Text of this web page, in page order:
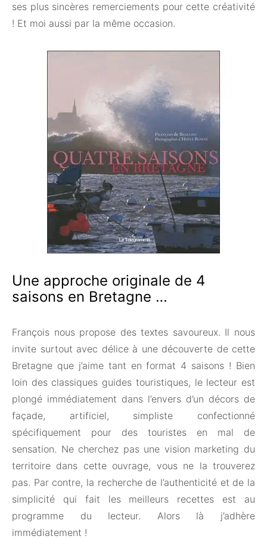
ses plus sincères remerciements pour cette créativité
! Et moi aussi par la même occasion.
Une approche originale de 4
saisons en Bretagne …
François nous propose des textes savoureux. Il nous
invite surtout avec délice à une découverte de cette
Bretagne que j’aime tant en format 4 saisons ! Bien
loin des classiques guides touristiques, le lecteur est
plongé immédiatement dans l’envers d’un décors de
façade, artificiel, simpliste confectionné
spécifiquement pour des touristes en mal de
sensation. Ne cherchez pas une vision marketing du
territoire dans cette ouvrage, vous ne la trouverez
pas. Par contre, la recherche de l’authenticité et de la
simplicité qui fait les meilleurs recettes est au
programme du lecteur. Alors là j’adhère
immédiatement !